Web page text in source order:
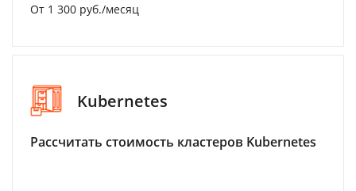
От 1 300 руб./месяц
Kubernetes
Рассчитать стоимость кластеров Kubernetes